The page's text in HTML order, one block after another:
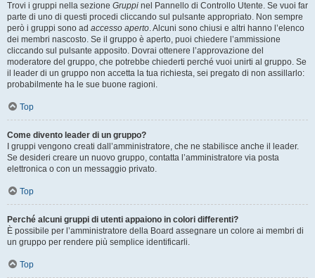
Trovi i gruppi nella sezione Gruppi nel Pannello di Controllo Utente. Se vuoi far
parte di uno di questi procedi cliccando sul pulsante appropriato. Non sempre
però i gruppi sono ad accesso aperto. Alcuni sono chiusi e altri hanno l’elenco
dei membri nascosto. Se il gruppo è aperto, puoi chiedere l’ammissione
cliccando sul pulsante apposito. Dovrai ottenere l’approvazione del
moderatore del gruppo, che potrebbe chiederti perché vuoi unirti al gruppo. Se
il leader di un gruppo non accetta la tua richiesta, sei pregato di non assillarlo:
probabilmente ha le sue buone ragioni.
Top
Come divento leader di un gruppo?
I gruppi vengono creati dall’amministratore, che ne stabilisce anche il leader.
Se desideri creare un nuovo gruppo, contatta l’amministratore via posta
elettronica o con un messaggio privato.
Top
Perché alcuni gruppi di utenti appaiono in colori differenti?
È possibile per l’amministratore della Board assegnare un colore ai membri di
un gruppo per rendere più semplice identificarli.
Top